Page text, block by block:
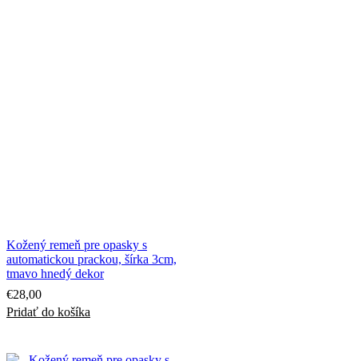
Kožený remeň pre opasky s
automatickou prackou, šírka 3cm,
tmavo hnedý dekor
€28,00
Pridať do košíka